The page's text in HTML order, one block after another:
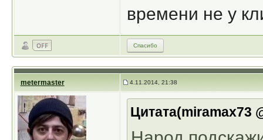
времени не у
Спасибо
metermaster 4.11.2014, 21:38
Цитата(miramax73